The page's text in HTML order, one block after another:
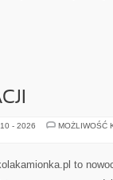
- 2026
MOŻLIWOŚĆ
to